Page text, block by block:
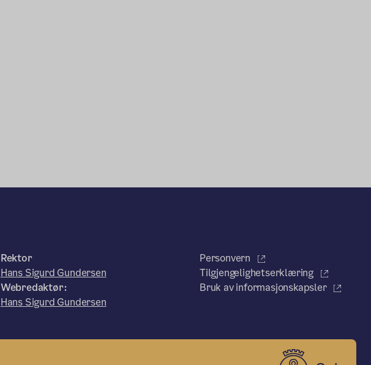
Rektor
Hans Sigurd Gundersen
Webredaktør:
Hans Sigurd Gundersen
Personvern
Tilgjengelighetserklæring
Bruk av informasjonskapsler